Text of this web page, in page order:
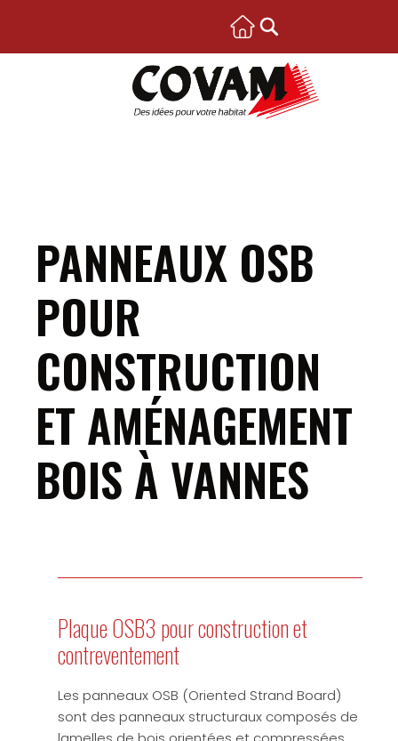
PANNEAUX OSB
POUR
CONSTRUCTION
ET AMÉNAGEMENT
BOIS À VANNES
Plaque OSB3 pour construction et
contreventement
Les panneaux OSB (Oriented Strand Board)
sont des panneaux structuraux composés de